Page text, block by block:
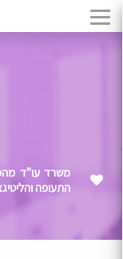
משרד עו"ד
התעופה